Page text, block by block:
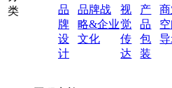
类
品
牌
设
计
品牌战
略&企业
文化
视
觉
传
达
产
品
包
装